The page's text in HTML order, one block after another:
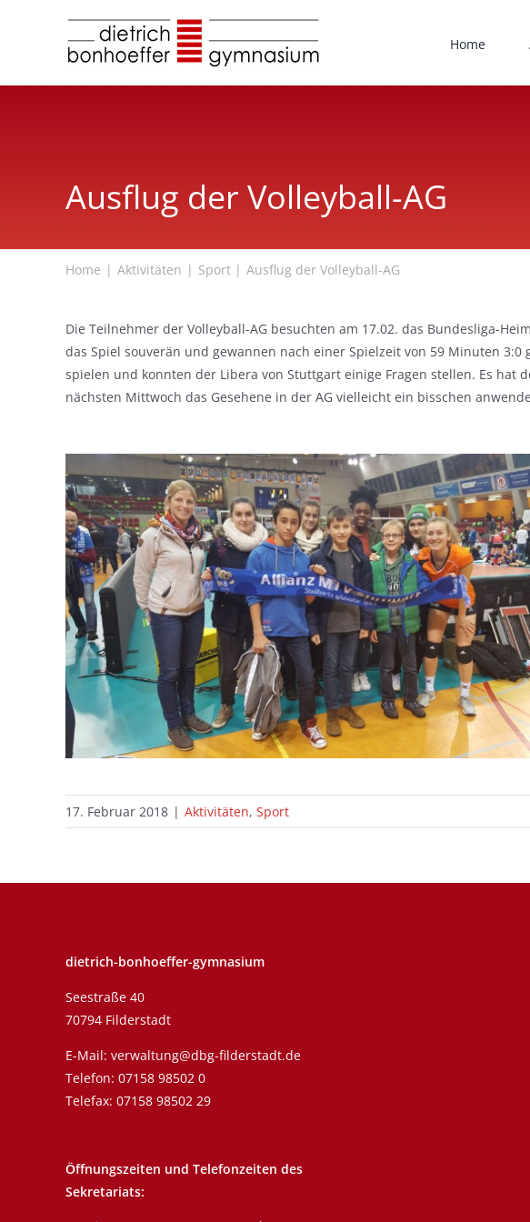
Home
Ausflug der Volleyball-AG
Home Aktivitäten Sport Ausflug der Volleyball-AG
Die Teilnehmer der Volleyball-AG besuchten am 17.02. das Bundesliga-
das Spiel souverän und gewannen nach einer Spielzeit von 59 Minuten
spielen und konnten der Libera von Stuttgart einige Fragen stellen. Es hat
nächsten Mittwoch das Gesehene in der AG vielleicht ein bisschen
17. Februar 2018 | Aktivitäten, Sport
dietrich-bonhoeffer-gymnasium
Seestraße 40
70794 Filderstadt
E-Mail: verwaltung@dbg-filderstadt.de
Telefon: 07158 98502 0
Telefax: 07158 98502 29
Öffnungszeiten und Telefonzeiten des
Sekretariats: